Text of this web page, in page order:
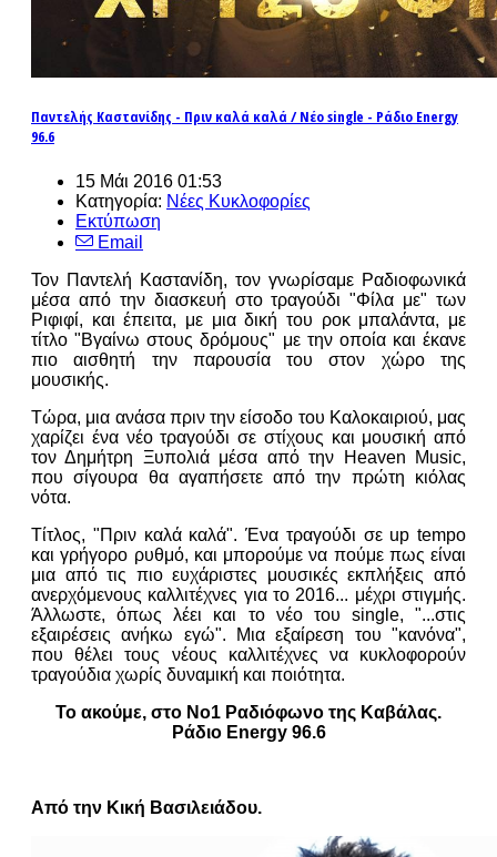
Παντελής Καστανίδης - Πριν καλά καλά / Νέο single - Ράδιο Energy
96.6
15 Μάι 2016 01:53
Κατηγορία: Νέες Κυκλοφορίες
Εκτύπωση
Email
Τον Παντελή Καστανίδη, τον γνωρίσαμε Ραδιοφωνικά
μέσα από την διασκευή στο τραγούδι "Φίλα με" των
Ριφιφί, και έπειτα, με μια δική του ροκ μπαλάντα, με
τίτλο "Βγαίνω στους δρόμους" με την οποία και έκανε
πιο αισθητή την παρουσία του στον χώρο της
μουσικής.
Τώρα, μια ανάσα πριν την είσοδο του Καλοκαιριού, μας
χαρίζει ένα νέο τραγούδι σε στίχους και μουσική από
τον Δημήτρη Ξυπολιά μέσα από την Heaven Music,
που σίγουρα θα αγαπήσετε από την πρώτη κιόλας
νότα.
Τίτλος, "Πριν καλά καλά". Ένα τραγούδι σε up tempo
και γρήγορο ρυθμό, και μπορούμε να πούμε πως είναι
μια από τις πιο ευχάριστες μουσικές εκπλήξεις από
ανερχόμενους καλλιτέχνες για το 2016... μέχρι στιγμής.
Άλλωστε, όπως λέει και το νέο του single, "...στις
εξαιρέσεις ανήκω εγώ". Μια εξαίρεση του "κανόνα",
που θέλει τους νέους καλλιτέχνες να κυκλοφορούν
τραγούδια χωρίς δυναμική και ποιότητα.
Το ακούμε, στο Νο1 Ραδιόφωνο της Καβάλας.
Ράδιο Energy 96.6
Από την Κική Βασιλειάδου.